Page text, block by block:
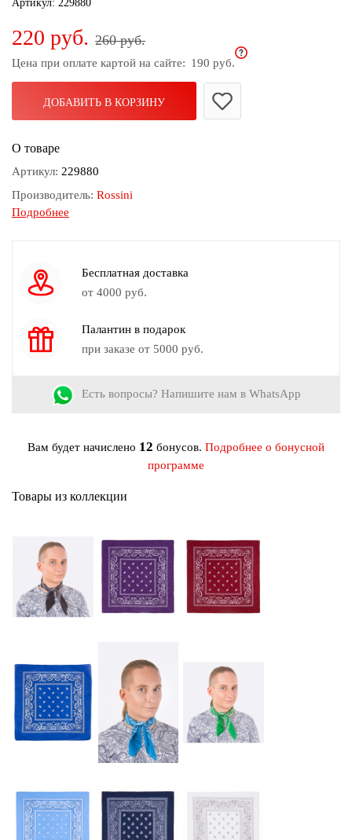
Белье
и
колготки
Одежда
пляжа
Новинки
Артикул: 229880
220 руб. 260 руб.
Цена при оплате картой на сайте: 190 руб.
ДОБАВИТЬ В КОРЗИНУ
О товаре
Артикул: 229880
Производитель: Rossini
Состав:100% хлопок
Бренд:Rossini
Сезон:Всесезонный
Материал:
Подробнее
Бесплатная доставка
от 4000 руб.
Палантин в подарок
при заказе от 5000 руб.
Есть вопросы? Напишите нам в WhatsApp
Вам будет начислено 12 бонусов. Подробнее о бонусной
программе
Товары из коллекции